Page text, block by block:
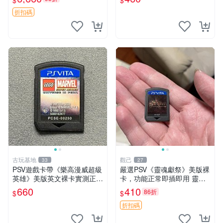
碼合一 測試中
折扣碼
軌跡II PSV 港版 中文 卡帶
古玩基地 33
PSV遊戲卡帶《樂高漫威超級
英雄》美版英文裸卡實測正常
全新嚴選嚴選嚴選
$660
觀己 27
嚴選PSV《靈魂獻祭》美版裸
卡，功能正常即插即用 靈魂
獻祭 PSV 卡帶 主機兼容
$410 86折
折扣碼